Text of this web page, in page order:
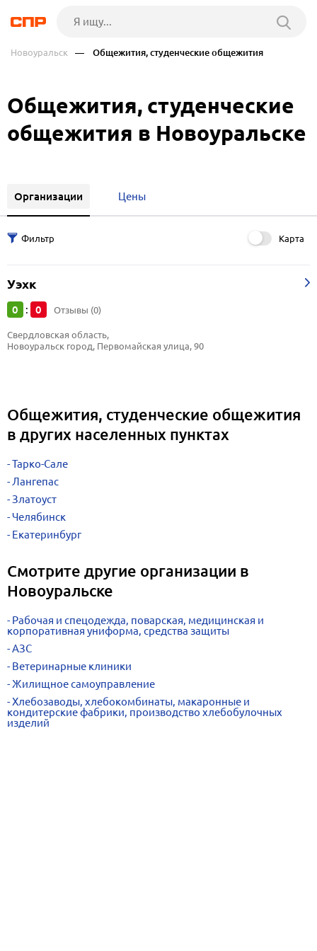
Новоуральск — Общежития, студенческие общежития
Общежития, студенческие
общежития в Новоуральске
Организации Цены
Карта
Уэхк
0 : 0 Отзывы (0)
Свердловская область,
Новоуральск город, Первомайская улица, 90
Общежития, студенческие общежития
в других населенных пунктах
Тарко-Сале
Лангепас
Златоуст
Челябинск
Екатеринбург
Смотрите другие организации в
Новоуральске
Рабочая и спецодежда, поварская, медицинская и
корпоративная униформа, средства защиты
АЗС
Ветеринарные клиники
Жилищное самоуправление
Хлебозаводы, хлебокомбинаты, макаронные и
кондитерские фабрики, производство хлебобулочных
изделий